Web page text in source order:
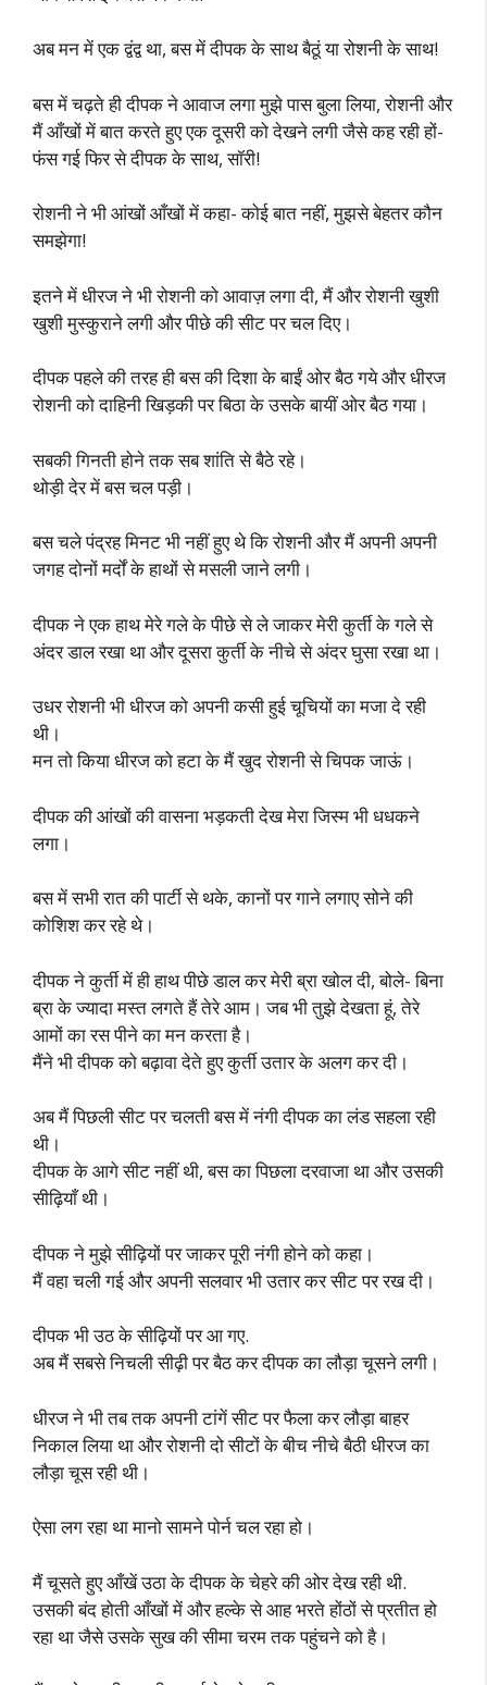
अब मन में एक द्वंद्व था, बस में दीपक के साथ बैठूं या रोशनी के साथ!
बस में चढ़ते ही दीपक ने आवाज लगा मुझे पास बुला लिया, रोशनी और
मैं आँखों में बात करते हुए एक दूसरी को देखने लगी जैसे कह रही हों-
फंस गई फिर से दीपक के साथ, सॉरी!
रोशनी ने भी आंखों आँखों में कहा- कोई बात नहीं, मुझसे बेहतर कौन
समझेगा!
इतने में धीरज ने भी रोशनी को आवाज़ लगा दी, मैं और रोशनी खुशी
खुशी मुस्कुराने लगी और पीछे की सीट पर चल दिए।
दीपक पहले की तरह ही बस की दिशा के बाईं ओर बैठ गये और धीरज
रोशनी को दाहिनी खिड़की पर बिठा के उसके बायीं ओर बैठ गया।
सबकी गिनती होने तक सब शांति से बैठे रहे।
थोड़ी देर में बस चल पड़ी।
बस चले पंद्रह मिनट भी नहीं हुए थे कि रोशनी और मैं अपनी अपनी
जगह दोनों मर्दों के हाथों से मसली जाने लगी।
दीपक ने एक हाथ मेरे गले के पीछे से ले जाकर मेरी कुर्ती के गले से
अंदर डाल रखा था और दूसरा कुर्ती के नीचे से अंदर घुसा रखा था।
उधर रोशनी भी धीरज को अपनी कसी हुई चूचियों का मजा दे रही
थी।
मन तो किया धीरज को हटा के मैं खुद रोशनी से चिपक जाऊं।
दीपक की आंखों की वासना भड़कती देख मेरा जिस्म भी धधकने
लगा।
बस में सभी रात की पार्टी से थके, कानों पर गाने लगाए सोने की
कोशिश कर रहे थे।
दीपक ने कुर्ती में ही हाथ पीछे डाल कर मेरी ब्रा खोल दी, बोले- बिना
ब्रा के ज्यादा मस्त लगते हैं तेरे आम। जब भी तुझे देखता हूं, तेरे
आमों का रस पीने का मन करता है।
मैंने भी दीपक को बढ़ावा देते हुए कुर्ती उतार के अलग कर दी।
अब मैं पिछली सीट पर चलती बस में नंगी दीपक का लंड सहला रही
थी।
दीपक के आगे सीट नहीं थी, बस का पिछला दरवाजा था और उसकी
सीढ़ियाँ थी।
दीपक ने मुझे सीढ़ियों पर जाकर पूरी नंगी होने को कहा।
मैं वहा चली गई और अपनी सलवार भी उतार कर सीट पर रख दी।
दीपक भी उठ के सीढ़ियों पर आ गए.
अब मैं सबसे निचली सीढ़ी पर बैठ कर दीपक का लौड़ा चूसने लगी।
धीरज ने भी तब तक अपनी टांगें सीट पर फैला कर लौड़ा बाहर
निकाल लिया था और रोशनी दो सीटों के बीच नीचे बैठी धीरज का
लौड़ा चूस रही थी।
ऐसा लग रहा था मानो सामने पोर्न चल रहा हो।
मैं चूसते हुए आँखें उठा के दीपक के चेहरे की ओर देख रही थी.
उसकी बंद होती आँखों में और हल्के से आह भरते होंठों से प्रतीत हो
रहा था जैसे उसके सुख की सीमा चरम तक पहुंचने को है।